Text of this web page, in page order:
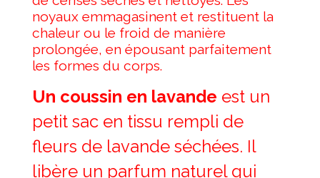
noyaux emmagasinent et restituent la
chaleur ou le froid de manière
prolongée, en épousant parfaitement
les formes du corps.
Un coussin en lavande est un
petit sac en tissu rempli de
fleurs de lavande séchées. Il
libère un parfum naturel qui